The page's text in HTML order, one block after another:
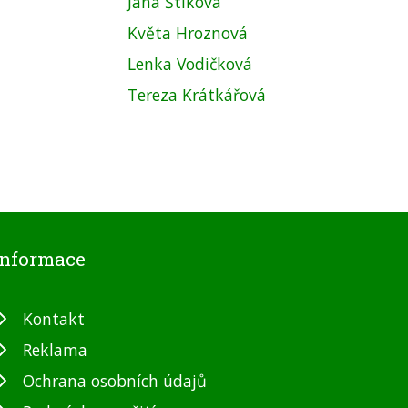
Květa Hroznová
Lenka Vodičková
Tereza Krátkářová
Kontakt
Reklama
Ochrana osobních údajů